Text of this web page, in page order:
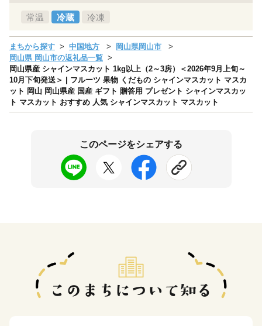
常温 冷蔵 冷凍
まちから探す 中国地方
岡山県岡山市
岡山県 岡山市の返礼品一覧
岡山県産 シャインマスカット 1kg以上（2～3房）＜2026年9月上旬～
10月下旬発送＞ | フルーツ 果物 くだもの シャインマスカット マスカ
ット 岡山 岡山県産 国産 ギフト 贈答用 プレゼント シャインマスカッ
ト マスカット おすすめ 人気 シャインマスカット マスカット
このページをシェアする